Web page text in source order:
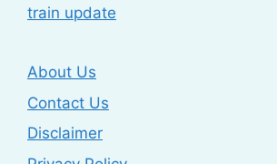
train update
About Us
Contact Us
Disclaimer